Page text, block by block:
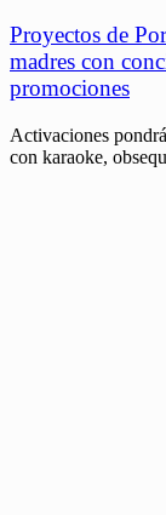
Proyectos de
madres con
promociones
Activaciones
con karaoke,